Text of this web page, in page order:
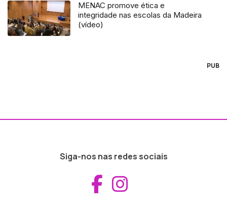
MENAC promove ética e
integridade nas escolas da Madeira
(vídeo)
PUB
Siga-nos nas redes sociais
Aceder ao